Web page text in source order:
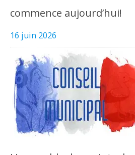
commence aujourd’hui!
16 juin 2026